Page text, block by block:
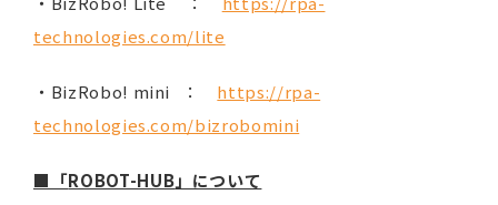
technologies.com/lite
・BizRobo! mini ： https://rpa-
technologies.com/bizrobomini
■「ROBOT-HUB」について